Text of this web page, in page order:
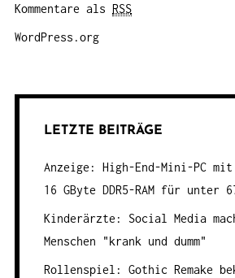
Kommentare als RSS
WordPress.org
LETZTE BEITRÄGE
Anzeige: High-End-Mini-PC mit
16 GByte DDR5-RAM für unter
Kinderärzte: Social Media
Menschen "krank und dumm"
Rollenspiel: Gothic Remake